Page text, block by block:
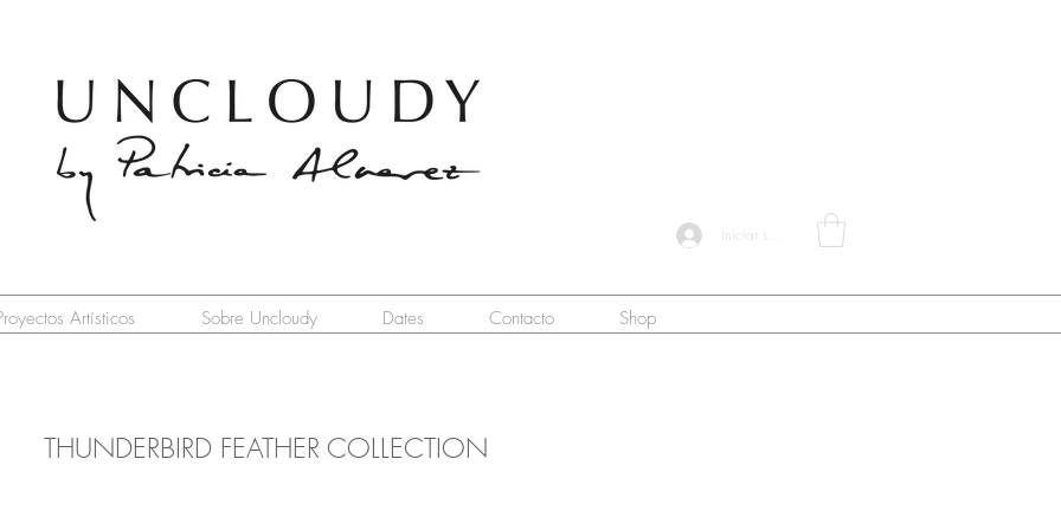
Iniciar sesión
Artísticos Sobre Uncloudy Dates Contacto Shop
THUNDERBIRD FEATHER COLLECTION